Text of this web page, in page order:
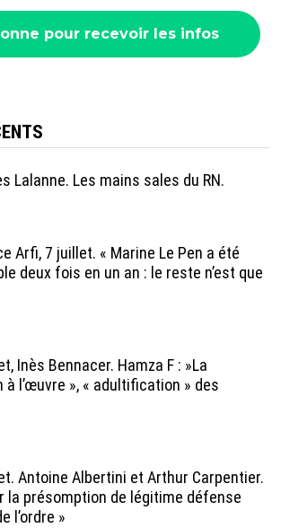
Lalanne. Les mains sales du RN.
Arfi, 7 juillet. « Marine Le Pen a été
deux fois en un an : le reste n’est que
Inès Bennacer. Hamza F : »La
l’œuvre », « adultification » des
Antoine Albertini et Arthur Carpentier.
la présomption de légitime défense
l’ordre »